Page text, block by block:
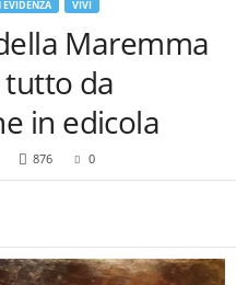
EVIDENZA VIVI
Maremma
tutto da
in edicola
876 0